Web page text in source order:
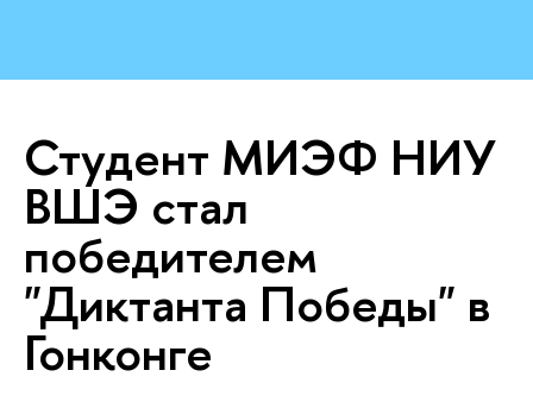
Студент МИЭФ НИУ
ВШЭ стал
победителем
"Диктанта Победы" в
Гонконге